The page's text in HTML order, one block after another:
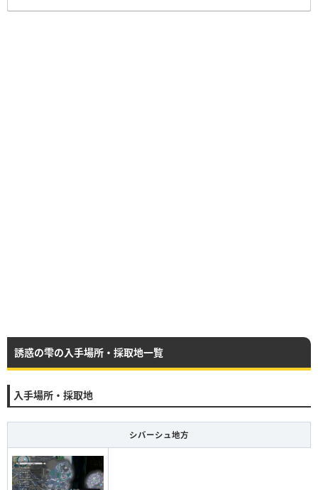
誘惑の雫の入手場所・採取地一覧
入手場所・採取地
シバーシュ地方